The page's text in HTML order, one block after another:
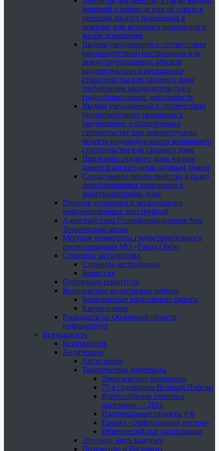
решений о переводе или об отказе в
переводе жилого помещения в
нежилое или нежилого помещения в
жилое помещение
Выдача уведомлений о соответствии
(несоответствии) построенных или
реконструированных объекта
индивидуального жилищного
строительства или садового дома
требованиям законодательства о
градостроительной деятельности
Выдача уведомлений о соответствии
(несоответствии) указанных в
уведомлении о планируемых
строительстве или реконструкции
объекта индивидуального жилищного
строительства или садового дома
Признание садового дома жилым
домом и жилого дома садовым домом
Согласование переустройства и (или)
перепланировки помещения в
многоквартирном доме
Порядок установки и эксплуатации
информационных конструкций
Адресный план Геоинформационная база
Технический архив
Местные нормативы градостроительного
проектирования МО «Город Орёл»
Страница застройщика
Страница застройщика
Комиссия
Публичные сервитуты
Комплексные кадастровые работы
Комплексные кадастровые работы
Карты-планы
Роскадастр по Орловской области
информирует
Безопасность
Безопасность
Антитеррор
Антитеррор
Тематические материалы
Тематические материалы
77-я годовщина Великой Победы
Всероссийская перепись
населения — 2021
Национальные проекты РФ
Проект «Эффективный регион»
Общероссийское голосование
Это надо знать каждому
Положение и Регламент